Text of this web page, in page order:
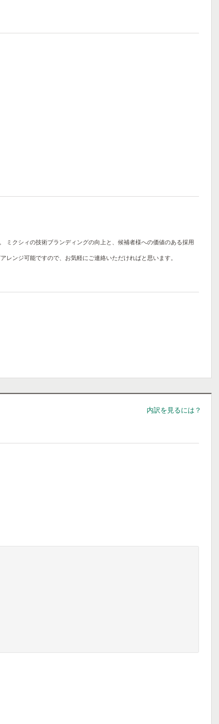
ミクシィの技術ブランディングの向上と、候補者様への価値のある採用
ンジ可能ですので、お気軽にご連絡いただければと思います。
内訳を見るには？